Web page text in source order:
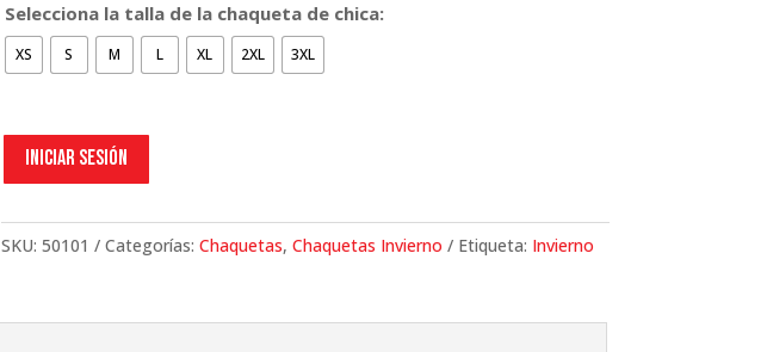
Selecciona la talla de la chaqueta de chica:
XS S M L XL 2XL 3XL
Iniciar sesión
SKU: 50101 Categorías: Chaquetas, Chaquetas Invierno Etiqueta: Invierno